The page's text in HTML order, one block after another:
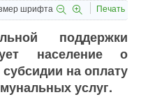
шрифта Печать
поддержки
население о
на оплату
услуг.